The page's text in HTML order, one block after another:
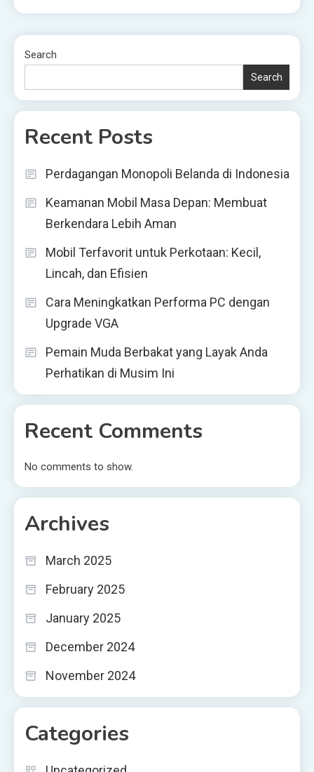
Search
Search
Recent Posts
Perdagangan Monopoli Belanda di Indonesia
Keamanan Mobil Masa Depan: Membuat
Berkendara Lebih Aman
Mobil Terfavorit untuk Perkotaan: Kecil,
Lincah, dan Efisien
Cara Meningkatkan Performa PC dengan
Upgrade VGA
Pemain Muda Berbakat yang Layak Anda
Perhatikan di Musim Ini
Recent Comments
No comments to show.
Archives
March 2025
February 2025
January 2025
December 2024
November 2024
Categories